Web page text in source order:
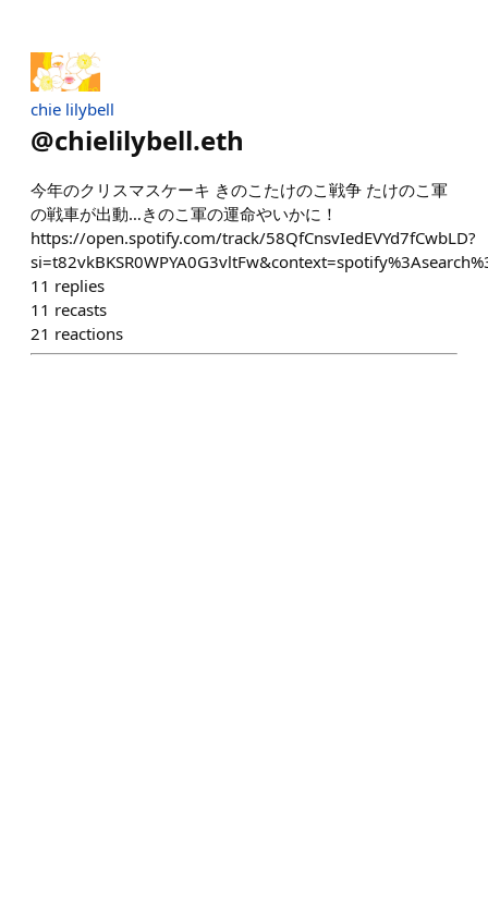
chie lilybell
@chielilybell.eth
今年のクリスマスケーキ きのこたけのこ戦争 たけのこ軍
の戦車が出動…きのこ軍の運命やいかに！
https://open.spotify.com/track/58QfCnsvIedEVYd7fCwbLD?
11 replies
11 recasts
21 reactions